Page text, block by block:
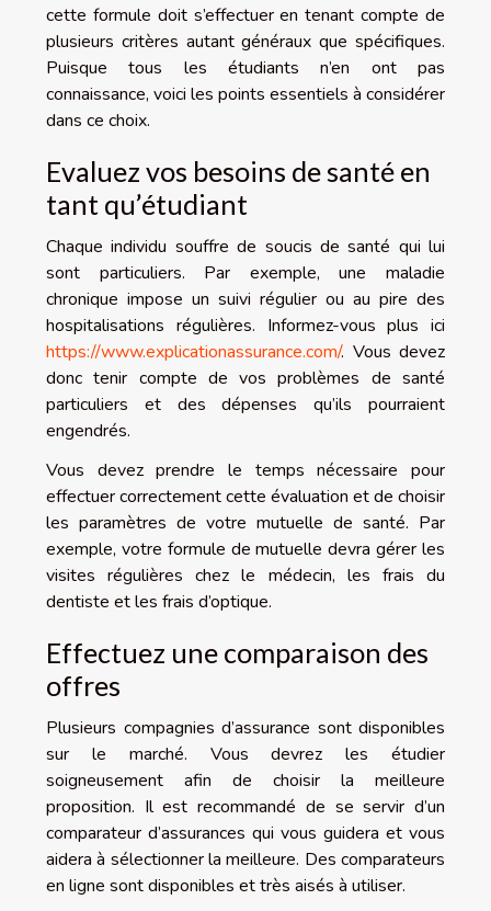
cette formule doit s’effectuer en tenant compte de
plusieurs critères autant généraux que spécifiques.
Puisque tous les étudiants n’en ont pas
connaissance, voici les points essentiels à considérer
dans ce choix.
Evaluez vos besoins de santé en
tant qu’étudiant
Chaque individu souffre de soucis de santé qui lui
sont particuliers. Par exemple, une maladie
chronique impose un suivi régulier ou au pire des
hospitalisations régulières. Informez-vous plus ici
https://www.explicationassurance.com/. Vous devez
donc tenir compte de vos problèmes de santé
particuliers et des dépenses qu’ils pourraient
engendrés.
Vous devez prendre le temps nécessaire pour
effectuer correctement cette évaluation et de choisir
les paramètres de votre mutuelle de santé. Par
exemple, votre formule de mutuelle devra gérer les
visites régulières chez le médecin, les frais du
dentiste et les frais d’optique.
Effectuez une comparaison des
offres
Plusieurs compagnies d’assurance sont disponibles
sur le marché. Vous devrez les étudier
soigneusement afin de choisir la meilleure
proposition. Il est recommandé de se servir d’un
comparateur d’assurances qui vous guidera et vous
aidera à sélectionner la meilleure. Des comparateurs
en ligne sont disponibles et très aisés à utiliser.